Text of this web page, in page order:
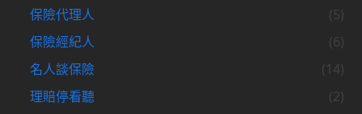
保險代理人
(5)
保險經紀人
(6)
名人談保險
(14)
理賠停看聽
(2)